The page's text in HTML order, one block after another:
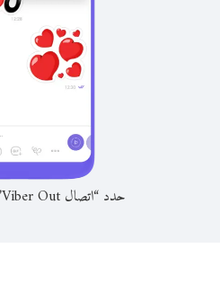
حدد “اتصال Viber Out” من عنوان المحادثة